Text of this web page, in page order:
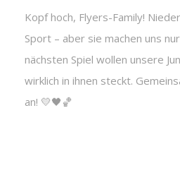
Kopf hoch, Flyers-Family!
Sport – aber sie machen uns
nächsten Spiel wollen unsere
wirklich in ihnen steckt.
an! 💛🖤🏀